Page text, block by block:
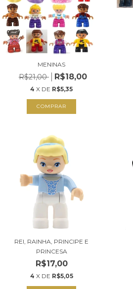
MENINAS
R$21,00 R$18,00
4 X DE R$5,35
COMPRAR
REI, RAINHA, PRINCIPE E
PRINCESA
R$17,00
4 X DE R$5,05